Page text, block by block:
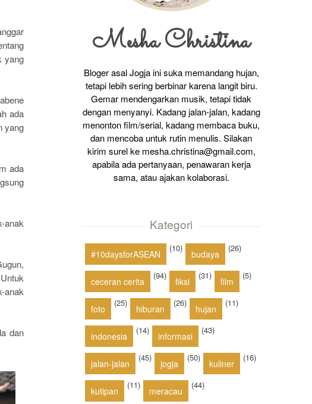
yang
ada
yang
ada
anak
anak
dan
Mesha Christina
Bloger asal Jogja ini suka memandang hujan,
tetapi lebih sering berbinar karena langit biru.
Gemar mendengarkan musik, tetapi tidak
dengan menyanyi. Kadang jalan-jalan, kadang
menonton film/serial, kadang membaca buku,
dan mencoba untuk rutin menulis. Silakan
kirim surel ke mesha.christina@gmail.com,
apabila ada pertanyaan, penawaran kerja
sama, atau ajakan kolaborasi.
Kategori
#10daysforASEAN
(10)
budaya
(26)
ceceran cerita
(94)
fiksi
(31)
film
(5)
foto
(25)
hiburan
(26)
hujan
(11)
indonesia
(14)
informasi
(43)
jalan-jalan
(45)
jogja
(50)
kuliner
(16)
kutipan
(11)
meracau
(44)